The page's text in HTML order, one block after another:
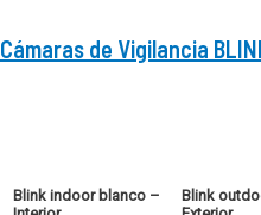
Cámaras de Vigilancia
Blink indoor blanco –
Blink